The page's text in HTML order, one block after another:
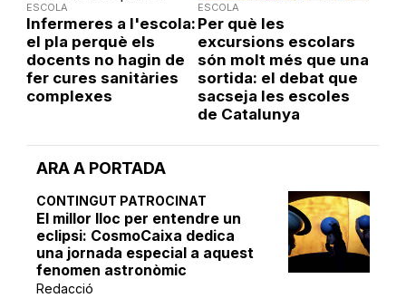
ARA A PORTADA
CONTINGUT PATROCINAT
El millor lloc per entendre un
eclipsi: CosmoCaixa dedica
una jornada especial a aquest
fenomen astronòmic
Redacció
ESCOLA
Infermeres a l'escola:
el pla perquè els
docents no hagin de
fer cures sanitàries
complexes
ESCOLA
Per què les
excursions escolars
són molt més que una
sortida: el debat que
sacseja les escoles
de Catalunya